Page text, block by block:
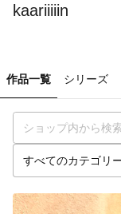
kaariiiiin
作品一覧 シリーズ